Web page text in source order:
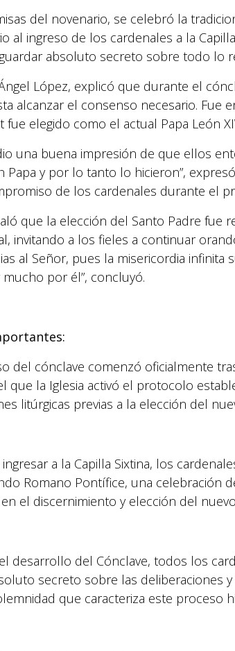
del novenario, se celebró la
al ingreso de los cardenales a la
absoluto secreto sobre todo lo
López, explicó que durante el
alcanzar el consenso necesario. Fue
fue elegido como el actual Papa León
una buena impresión de que ellos
Papa y por lo tanto lo hicieron”,
de los cardenales durante el
que la elección del Santo Padre fue
invitando a los fieles a continuar
al Señor, pues la misericordia infinita
por él”, concluyó.
cónclave comenzó oficialmente
que la Iglesia activó el protocolo
litúrgicas previas a la elección del
a la Capilla Sixtina, los
Romano Pontífice, una celebración
el discernimiento y elección del
del Cónclave, todos los
secreto sobre las deliberaciones
que caracteriza este proceso
promovida por
y la